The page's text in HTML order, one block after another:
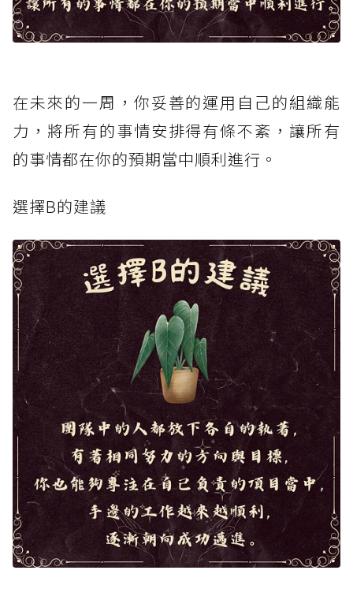
在未來的一周，你妥善的運用自己的組織能
力，將所有的事情安排得有條不紊，讓所有
的事情都在你的預期當中順利進行。
選擇B的建議